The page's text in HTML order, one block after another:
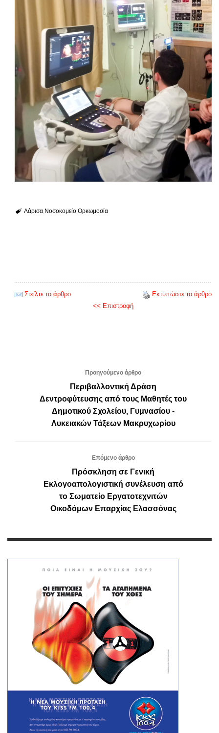
Λάρισα Νοσοκομείο Ορκωμοσία
Στείλτε το άρθρο
Εκτυπώστε το άρθρο
<< Επιστροφή
Προηγούμενο άρθρο
Περιβαλλοντική Δράση
Δεντροφύτευσης από τους Μαθητές του
Δημοτικού Σχολείου, Γυμνασίου -
Λυκειακών Τάξεων Μακρυχωρίου
Επόμενο άρθρο
Πρόσκληση σε Γενική
Εκλογοαπολογιστική συνέλευση από
το Σωματείο Εργατοτεχνιτών
Οικοδόμων Επαρχίας Ελασσόνας